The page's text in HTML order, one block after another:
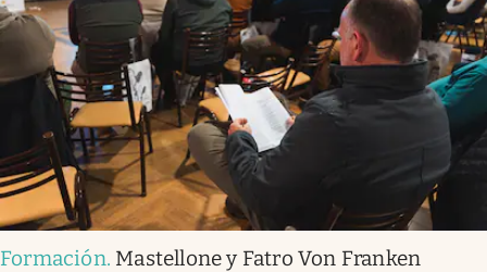
Formación. Mastellone y Fatro Von Franken